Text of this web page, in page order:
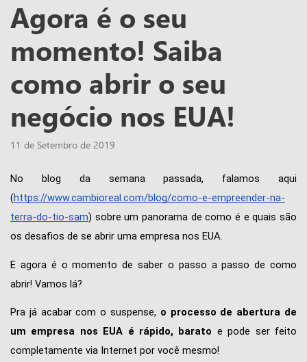
Agora é o seu
momento! Saiba
como abrir o seu
negócio nos EUA!
11 de Setembro de 2019
No blog da semana passada, falamos aqui
(https://www.cambioreal.com/blog/como-e-empreender-na-
terra-do-tio-sam) sobre um panorama de como é e quais são
os desafios de se abrir uma empresa nos EUA.
E agora é o momento de saber o passo a passo de como
abrir! Vamos lá?
Pra já acabar com o suspense, o processo de abertura de
um empresa nos EUA é rápido, barato e pode ser feito
completamente via Internet por você mesmo!